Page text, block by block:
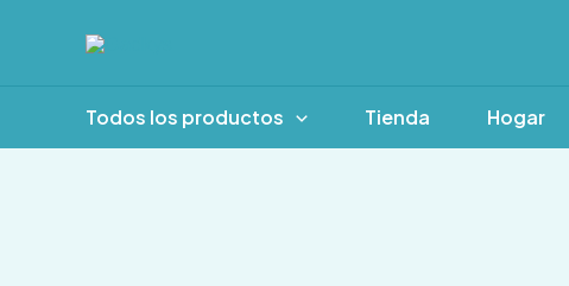
Todos los productos Tienda Hogar